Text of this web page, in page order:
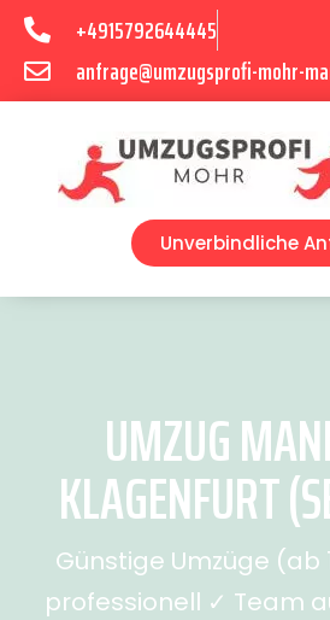
+4915792644445
anfrage@umzugsprofi-mohr-
Unverbindliche
UMZUG
KLAGENFURT
Günstige Umzüge (ab
professionell ✓ Team